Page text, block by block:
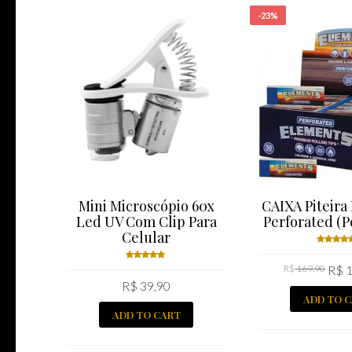
Mini Microscópio 60x
Led UV Com Clip Para
Celular
5.00out
of 5
R$ 39,90
ADD TO CART
-23%
CAIXA
Perforated
5.00
of 5
R$169,90 R$
ADD TO